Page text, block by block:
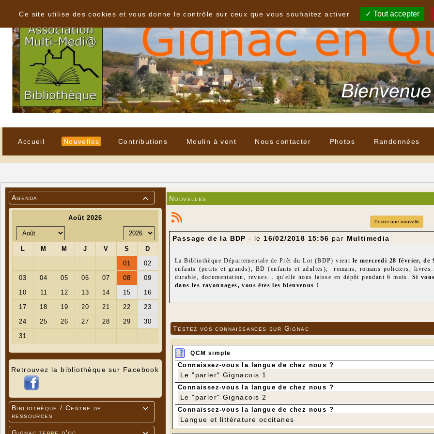
Accueil Nouvelles Contributions Moulin à vent Nous contacter Photos Randonnées

Agenda
Retrouvez la bibliothèque sur Facebook

Bibliothèque / Centre de
ressources
Nouvelles
Poster une nouvelle
Passage de la BDP - le 16/02/2018 15:56 par Multimedia
La Bibliothèque Départementale de Prêt du Lot (BDP) vient le mercredi 28 février, de
enfants (petits et grands), BD (enfants et adultes), romans, romans policiers,
durable, documentation, revues... qu'elle nous laisse en dépôt pendant 6 mois. Si
dans les rayonnages, vous êtes les bienvenus !
Nous vous rappelons que la bibliothèque est ouverte le mercredi après-midi de 14
livre que vous ne trouvez pas dans le fonds de la bibliothèque, soit nous
Nous vous rappelons deux autres activités développées par l'association Multi-Média
- le Club de lecture qui se tient une fois par mois : tous les lecteurs lisent le même
présenté par un ou plusieurs participants, le tout autour d'un repas où tout le monde
vin...). Ce club de lecture est ouvert à tous et, si vous le souhaitez, vous pouvez venir
La date de la tenue du Club de lecture est annoncée sur le site de Gignac-en-Quercy.
- Informatique : cours délivrés par Jean-Luc Louis tous les lundis soir, dans la salle du
Tout est gratuit, il suffit d'être adhérent à la bibliothèque de Gignac : 5 € par an, pour
Testez vos connaissances sur Gignac
QCM simple
Connaissez-vous la langue de chez nous ?
Le "parler" Gignacois 1
Connaissez-vous la langue de chez nous ?
Le "parler" Gignacois 2
Connaissez-vous la langue de chez nous ?
Langue et littérature occitanes
Ce site utilise des cookies et vous donne le contrôle sur ceux que vous souhaitez activer
Tout accepter